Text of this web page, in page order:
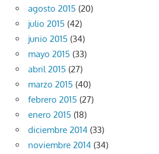
agosto 2015 (20)
julio 2015 (42)
junio 2015 (34)
mayo 2015 (33)
abril 2015 (27)
marzo 2015 (40)
febrero 2015 (27)
enero 2015 (18)
diciembre 2014 (33)
noviembre 2014 (34)